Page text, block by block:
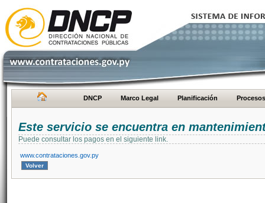
DNCP Marco Legal Planificación Procesos
Este servicio se encuentra en
Puede consultar los pagos en el siguiente link.
www.contrataciones.gov.py